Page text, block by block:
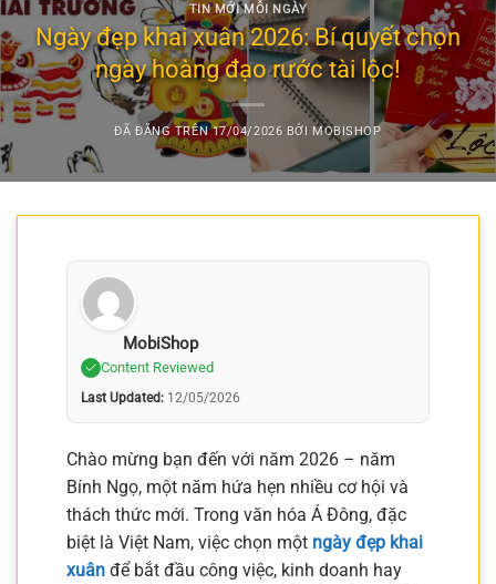
TIN MỚI MỖI NGÀY
Ngày đẹp khai xuân 2026: Bí quyết chọn
ngày hoàng đạo rước tài lộc!
ĐÃ ĐĂNG TRÊN17/04/2026 BỞI MOBISHOP
MobiShop
Content Reviewed
Last Updated: 12/05/2026
Chào mừng bạn đến với năm 2026 – năm
Bính Ngọ, một năm hứa hẹn nhiều cơ hội và
thách thức mới. Trong văn hóa Á Đông, đặc
biệt là Việt Nam, việc chọn một ngày đẹp khai
xuân để bắt đầu công việc, kinh doanh hay